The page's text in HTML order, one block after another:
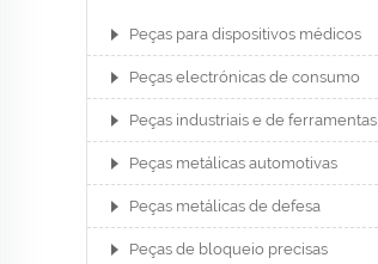
Peças para dispositivos médicos
Peças electrónicas de consumo
Peças industriais e de ferramentas
Peças metálicas automotivas
Peças metálicas de defesa
Peças de bloqueio precisas